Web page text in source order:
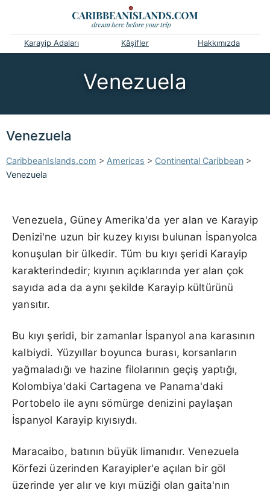
Karayip Adaları Kâşifler Hakkımızda
Venezuela
Venezuela
CaribbeanIslands.com > Americas > Continental Caribbean >
Venezuela
Venezuela, Güney Amerika'da yer alan ve Karayip
Denizi'ne uzun bir kuzey kıyısı bulunan İspanyolca
konuşulan bir ülkedir. Tüm bu kıyı şeridi Karayip
karakterindedir; kıyının açıklarında yer alan çok
sayıda ada da aynı şekilde Karayip kültürünü
yansıtır.
Bu kıyı şeridi, bir zamanlar İspanyol ana karasının
kalbiydi. Yüzyıllar boyunca burası, korsanların
yağmaladığı ve hazine filolarının geçiş yaptığı,
Kolombiya'daki Cartagena ve Panama'daki
Portobelo ile aynı sömürge denizini paylaşan
İspanyol Karayip kıyısıydı.
Maracaibo, batının büyük limanıdır. Venezuela
Körfezi üzerinden Karayipler'e açılan bir göl
üzerinde yer alır ve kıyı müziği olan gaita'nın